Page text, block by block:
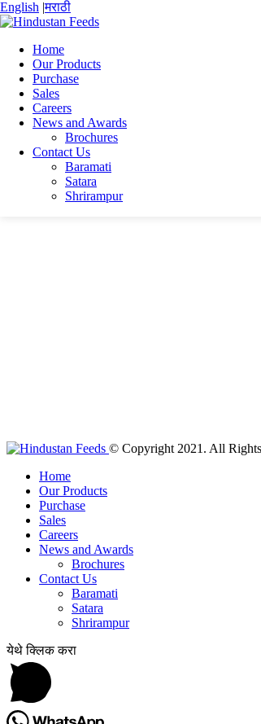
English |मराठी
Home
Our Products
Purchase
Sales
Careers
News and Awards
Brochures
Contact Us
Baramati
Satara
Shrirampur
Home
Kanishka Kumar
Kanishka_CV
Kanishka_CV
Kanishka_CV
© Copyright 2021. All Rights
Home
Our Products
Purchase
Sales
Careers
News and Awards
Brochures
Contact Us
Baramati
Satara
Shrirampur
येथे क्लिक करा